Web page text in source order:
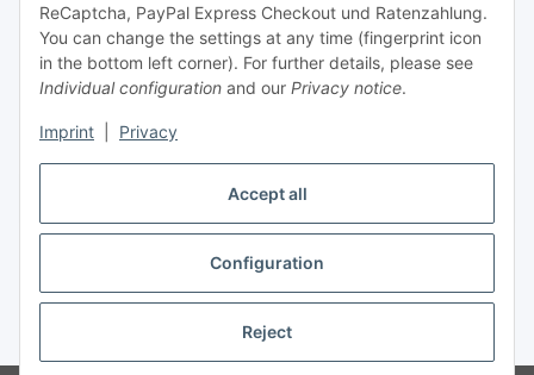
Accept all
Configuration
Reject
ReCaptcha, PayPal Express Checkout und Ratenzahlung.
You can change the settings at any time (fingerprint icon
in the bottom left corner). For further details, please see
Individual configuration and our Privacy notice.
Imprint Privacy
Information
Legal
Withdraw order
shipping fees